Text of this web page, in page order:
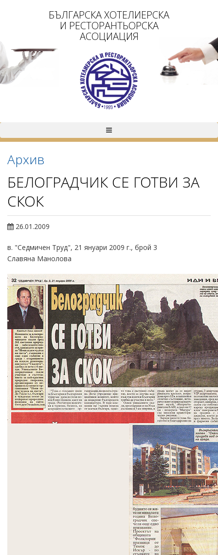
БЪЛГАРСКА ХОТЕЛИЕРСКА
И РЕСТОРАНТЬОРСКА
АСОЦИАЦИЯ
Архив
БЕЛОГРАДЧИК СЕ ГОТВИ ЗА
СКОК
26.01.2009
в. "Седмичен Труд", 21 януари 2009 г., брой 3
Славяна Манолова